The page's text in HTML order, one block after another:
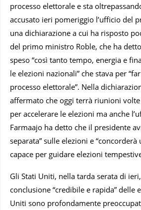
processo elettorale e sta
accusato ieri pomeriggio l’ufficio del
una dichiarazione a cui ha risposto
del primo ministro Roble, che ha
speso “così tanto tempo, energia e
le elezioni nazionali” che stava per
processo elettorale”. Nella
affermato che oggi terrà riunioni volte
per accelerare le elezioni ma anche
Farmaajo ha detto che il presidente
separata” sulle elezioni e
capace per guidare elezioni
Gli Stati Uniti, nella tarda serata di
conclusione “credibile e rapida” delle
Uniti sono profondamente